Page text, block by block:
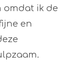
omdat ik de
en